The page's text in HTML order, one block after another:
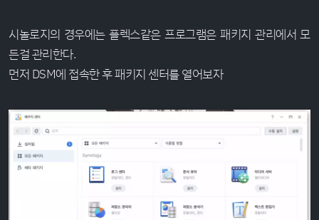
시놀로지의 경우에는 플렉스같은 프로그램은 패키지 관리에서 모
든걸 관리한다.
먼저 DSM에 접속한 후 패키지 센터를 열어보자